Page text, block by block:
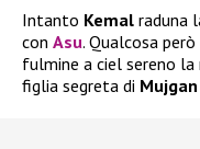
Intanto Kemal raduna
con Asu. Qualcosa
fulmine a ciel sereno la
figlia segreta di